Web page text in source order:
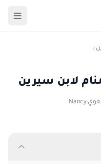
لابن سيرين
Nancy